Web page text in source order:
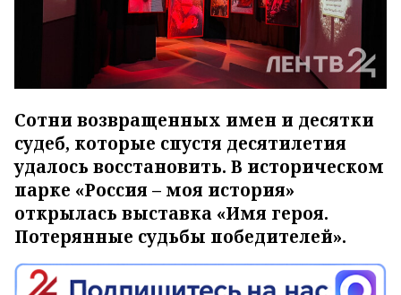
Сотни возвращенных имен и десятки
судеб, которые спустя десятилетия
удалось восстановить. В историческом
парке «Россия – моя история»
открылась выставка «Имя героя.
Потерянные судьбы победителей».